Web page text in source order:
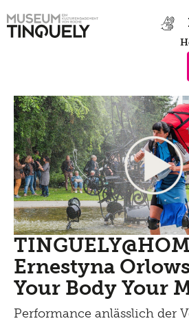
Hauptnavigation
to
Ernestyna
Your Body Your
Performance anlässlich der